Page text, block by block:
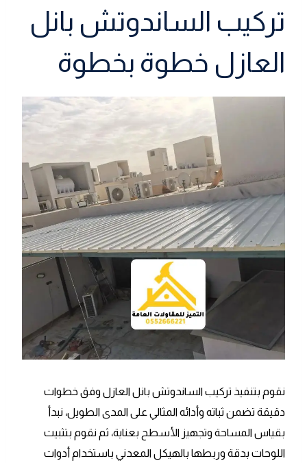
تركيب الساندوتش بانل
العازل خطوة بخطوة
نقوم بتنفيذ تركيب الساندوتش بانل العازل وفق خطوات
دقيقة تضمن ثباته وأدائه المثالي على المدى الطويل، نبدأ
بقياس المساحة وتجهيز الأسطح بعناية، ثم نقوم بتثبيت
اللوحات بدقة وربطها بالهيكل المعدني باستخدام أدوات